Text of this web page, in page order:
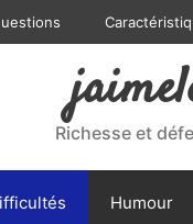
Richesse et
Humour